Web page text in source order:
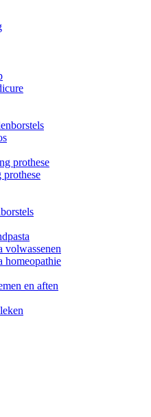
prothese
volwassenen
homeopathie
en aften